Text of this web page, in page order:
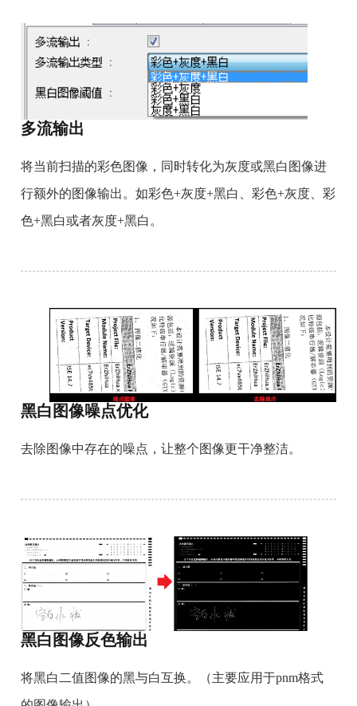
多流输出
将当前扫描的彩色图像，同时转化为灰度或黑白图像进
行额外的图像输出。如彩色+灰度+黑白、彩色+灰度、彩
色+黑白或者灰度+黑白。
黑白图像噪点优化
去除图像中存在的噪点，让整个图像更干净整洁。
黑白图像反色输出
将黑白二值图像的黑与白互换。（主要应用于pnm格式